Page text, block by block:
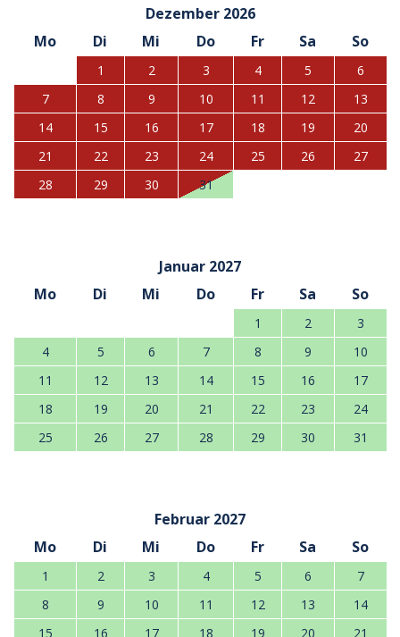
Dezember 2026
Mo
Di Mi Do Fr Sa So
1 2 3 4 5
6
7
8 9 10 11 12
13
14
15 16 17 18 19
20
21
22 23 24 25 26
27
28
29 30 31
Januar 2027
Mo
Di Mi Do Fr Sa So
1 2
3
4
5 6 7 8 9
10
11
12 13 14 15 16
17
18
19 20 21 22 23
24
25
26 27 28 29 30 31
Februar 2027
Mo
Di Mi Do Fr Sa So
1 2 3 4 5 6
7
8
9 10 11 12 13
14
15
16 17 18 19 20
21